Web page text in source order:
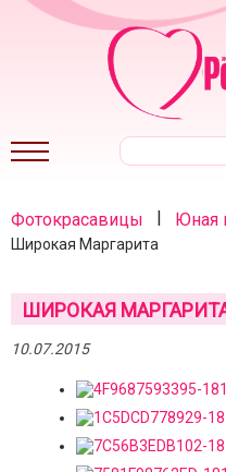
Фотокрасавицы | Юная
Широкая Маргарита
ШИРОКАЯ
10.07.2015